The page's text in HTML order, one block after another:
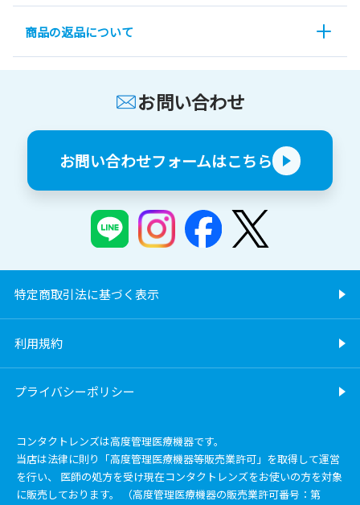
商品の返品について
お問い合わせ
お問い合わせフォームはこちら
特定商取引法に基づく表示
利用規約
プライバシーポリシー
コンタクトレンズは高度管理医療機器です。
当店は法律に則り「高度管理医療機器等販売業許可」を取得して運営
を行い、 医師の処方を受け現在コンタクトレンズをお使いの方を対象
に販売しております。 （高度管理医療機器の販売業許可番号：第